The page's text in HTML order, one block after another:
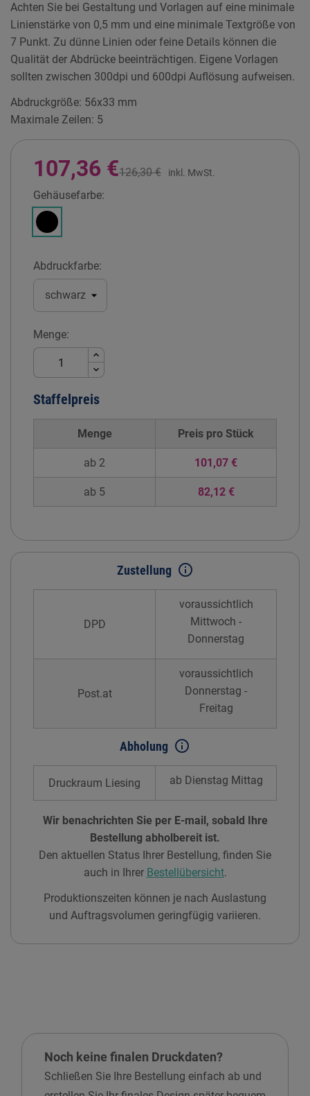
Achten Sie bei Gestaltung und Vorlagen auf eine minimale
Linienstärke von 0,5 mm und eine minimale Textgröße von
7 Punkt. Zu dünne Linien oder feine Details können die
Qualität der Abdrücke beeinträchtigen. Eigene Vorlagen
sollten zwischen 300dpi und 600dpi Auflösung aufweisen.
Abdruckgröße: 56x33 mm
Maximale Zeilen: 5
107,36 €126,30 € inkl. MwSt.
Gehäusefarbe:
Schwarz
Abdruckfarbe:
Menge:
Staffelpreis
Menge Preis pro Stück
ab 2 101,07 €
ab 5 82,12 €
Zustellung info_outline
DPD
voraussichtlich
Mittwoch -
Donnerstag
Post.at
voraussichtlich
Donnerstag -
Freitag
Abholung info_outline
Druckraum Liesing ab Dienstag Mittag
Wir benachrichten Sie per E-mail, sobald Ihre
Bestellung abholbereit ist.
Den aktuellen Status Ihrer Bestellung, finden Sie
auch in Ihrer Bestellübersicht.
Produktionszeiten können je nach Auslastung
und Auftragsvolumen geringfügig variieren.
Noch keine finalen Druckdaten?
Schließen Sie Ihre Bestellung einfach ab und